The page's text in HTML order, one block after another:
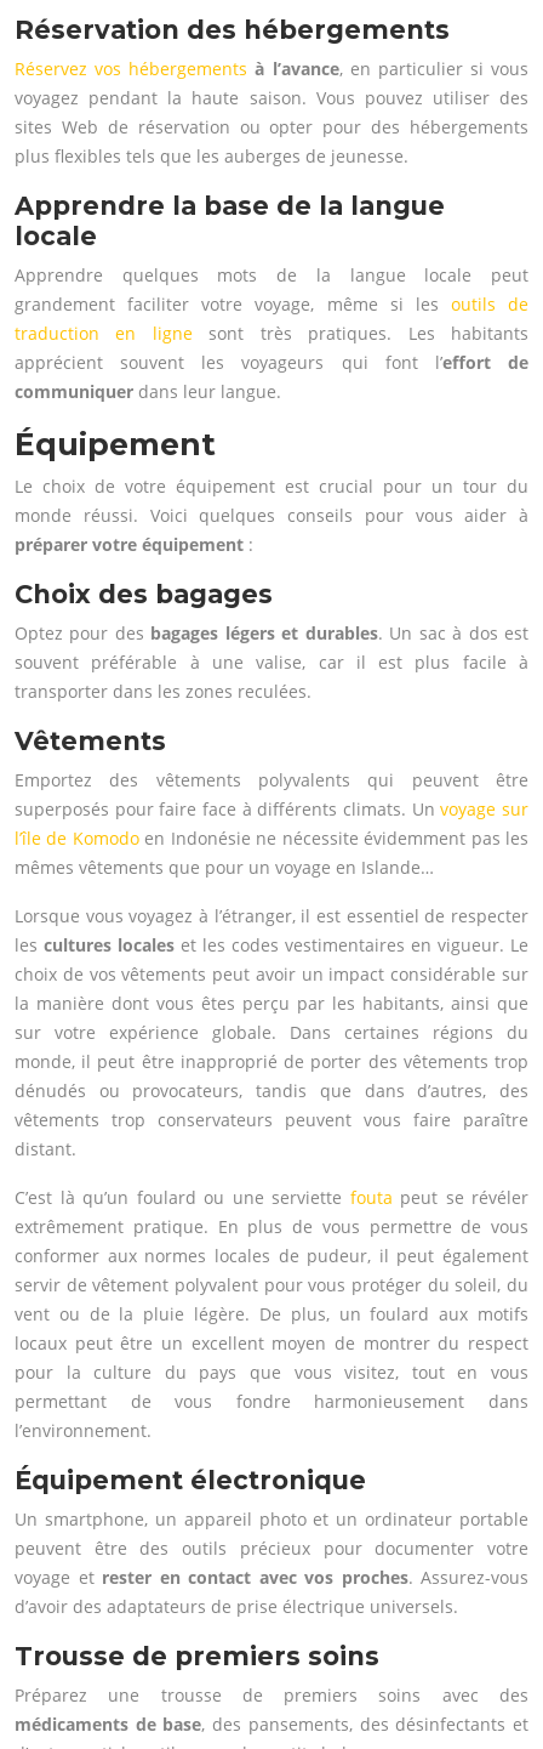
Réservation des hébergements
Réservez vos hébergements à l’avance, en particulier si vous
voyagez pendant la haute saison. Vous pouvez utiliser des
sites Web de réservation ou opter pour des hébergements
plus flexibles tels que les auberges de jeunesse.
Apprendre la base de la langue
locale
Apprendre quelques mots de la langue locale peut
grandement faciliter votre voyage, même si les outils de
traduction en lignesont très pratiques. Les habitants
apprécient souvent les voyageurs qui font l’effort de
communiquer dans leur langue.
Équipement
Le choix de votre équipement est crucial pour un tour du
monde réussi. Voici quelques conseils pour vous aider à
préparer votre équipement :
Choix des bagages
Optez pour des bagages légers et durables. Un sac à dos est
souvent préférable à une valise, car il est plus facile à
transporter dans les zones reculées.
Vêtements
Emportez des vêtements polyvalents qui peuvent être
superposés pour faire face à différents climats. Unvoyage sur
l’île de Komodoen Indonésie ne nécessite évidemment pas les
mêmes vêtements que pour un voyage en Islande…
Lorsque vous voyagez à l’étranger, il est essentiel de respecter
les cultures locales et les codes vestimentaires en vigueur. Le
choix de vos vêtements peut avoir un impact considérable sur
la manière dont vous êtes perçu par les habitants, ainsi que
sur votre expérience globale. Dans certaines régions du
monde, il peut être inapproprié de porter des vêtements trop
dénudés ou provocateurs, tandis que dans d’autres, des
vêtements trop conservateurs peuvent vous faire paraître
distant.
C’est là qu’un foulard ou une serviette fouta peut se révéler
extrêmement pratique. En plus de vous permettre de vous
conformer aux normes locales de pudeur, il peut également
servir de vêtement polyvalent pour vous protéger du soleil, du
vent ou de la pluie légère. De plus, un foulard aux motifs
locaux peut être un excellent moyen de montrer du respect
pour la culture du pays que vous visitez, tout en vous
permettant de vous fondre harmonieusement dans
l’environnement.
Équipement électronique
Un smartphone, un appareil photo et un ordinateur portable
peuvent être des outils précieux pour documenter votre
voyage et rester en contact avec vos proches. Assurez-vous
d’avoir des adaptateurs de prise électrique universels.
Trousse de premiers soins
Préparez une trousse de premiers soins avec des
médicaments de base, des pansements, des désinfectants et